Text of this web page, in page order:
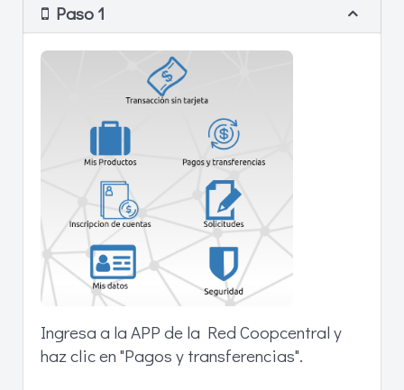
Paso 1
Ingresa a la APP de la Red Coopcentral y
haz clic en "Pagos y transferencias".